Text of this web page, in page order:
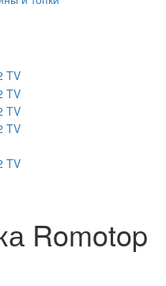
Romotop